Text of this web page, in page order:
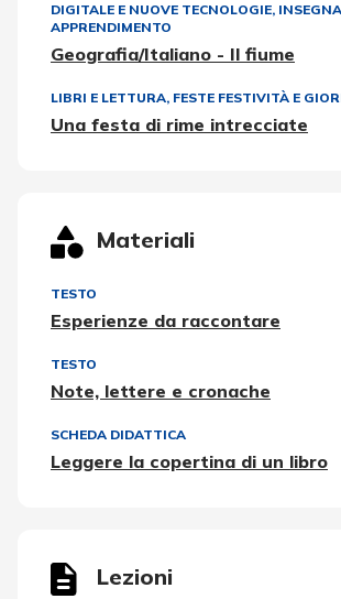
DIGITALE E NUOVE TECNOLOGIE,
APPRENDIMENTO
Geografia/Italiano - Il fiume
LIBRI E LETTURA, FESTE FESTIVITÀ E
Una festa di rime intrecciate
Materiali
TESTO
Esperienze da raccontare
TESTO
Note, lettere e cronache
SCHEDA DIDATTICA
Leggere la copertina di un libro
Lezioni